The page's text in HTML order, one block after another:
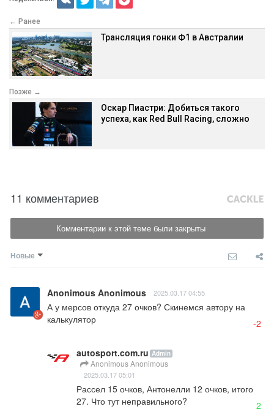
← Ранее
Трансляция гонки Ф1 в Австралии
Позже →
Оскар Пиастри: Добиться такого
успеха, как Red Bull Racing, сложно
11 комментариев
Комментарии к этой теме были закрыты
Новые
Anonimous Anonimous 2025.03.17 04:55
А у мерсов откуда 27 очков? Скинемся автору на
калькулятор
-2
autosport.com.ru Admin
Anonimous Anonimous
2025.03.17 05:01
Рассел 15 очков, Антонелли 12 очков, итого
27. Что тут неправильного?
2